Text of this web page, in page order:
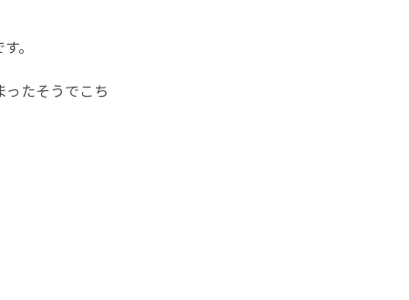
。
たそうでこち